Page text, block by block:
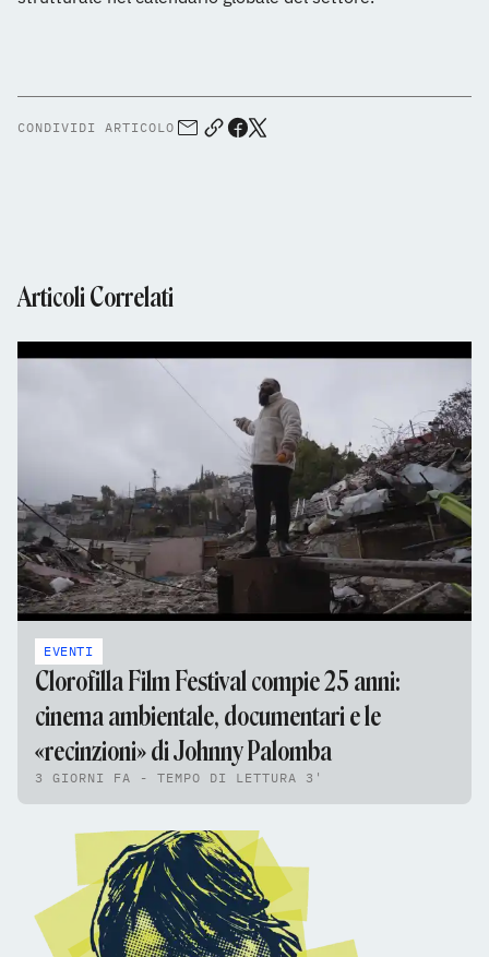
CONDIVIDI ARTICOLO
Articoli Correlati
EVENTI
Clorofilla Film Festival compie 25 anni:
cinema ambientale, documentari e le
«recinzioni» di Johnny Palomba
3 GIORNI FA - TEMPO DI LETTURA 3'